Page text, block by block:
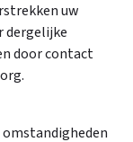
uw
dergelijke
door contact